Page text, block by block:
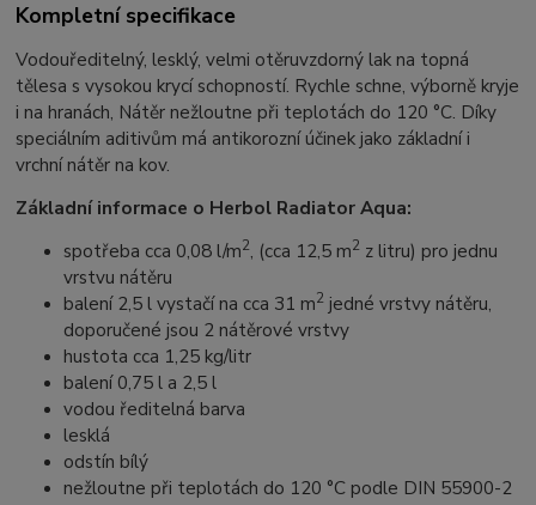
Kompletní specifikace
Vodouředitelný, lesklý, velmi otěruvzdorný lak na topná
tělesa s vysokou krycí schopností. Rychle schne, výborně kryje
i na hranách, Nátěr nežloutne při teplotách do 120 °C. Díky
speciálním aditivům má antikorozní účinek jako základní i
vrchní nátěr na kov.
Základní informace o Herbol Radiator Aqua:
spotřeba cca 0,08 l/m2, (cca 12,5 m2 z litru) pro jednu
vrstvu nátěru
balení 2,5 l vystačí na cca 31 m2 jedné vrstvy nátěru,
doporučené jsou 2 nátěrové vrstvy
hustota cca 1,25 kg/litr
balení 0,75 l a 2,5 l
vodou ředitelná barva
lesklá
odstín bílý
nežloutne při teplotách do 120 °C podle DIN 55900-2